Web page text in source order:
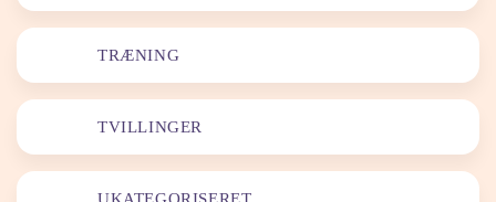
TRÆNING
TVILLINGER